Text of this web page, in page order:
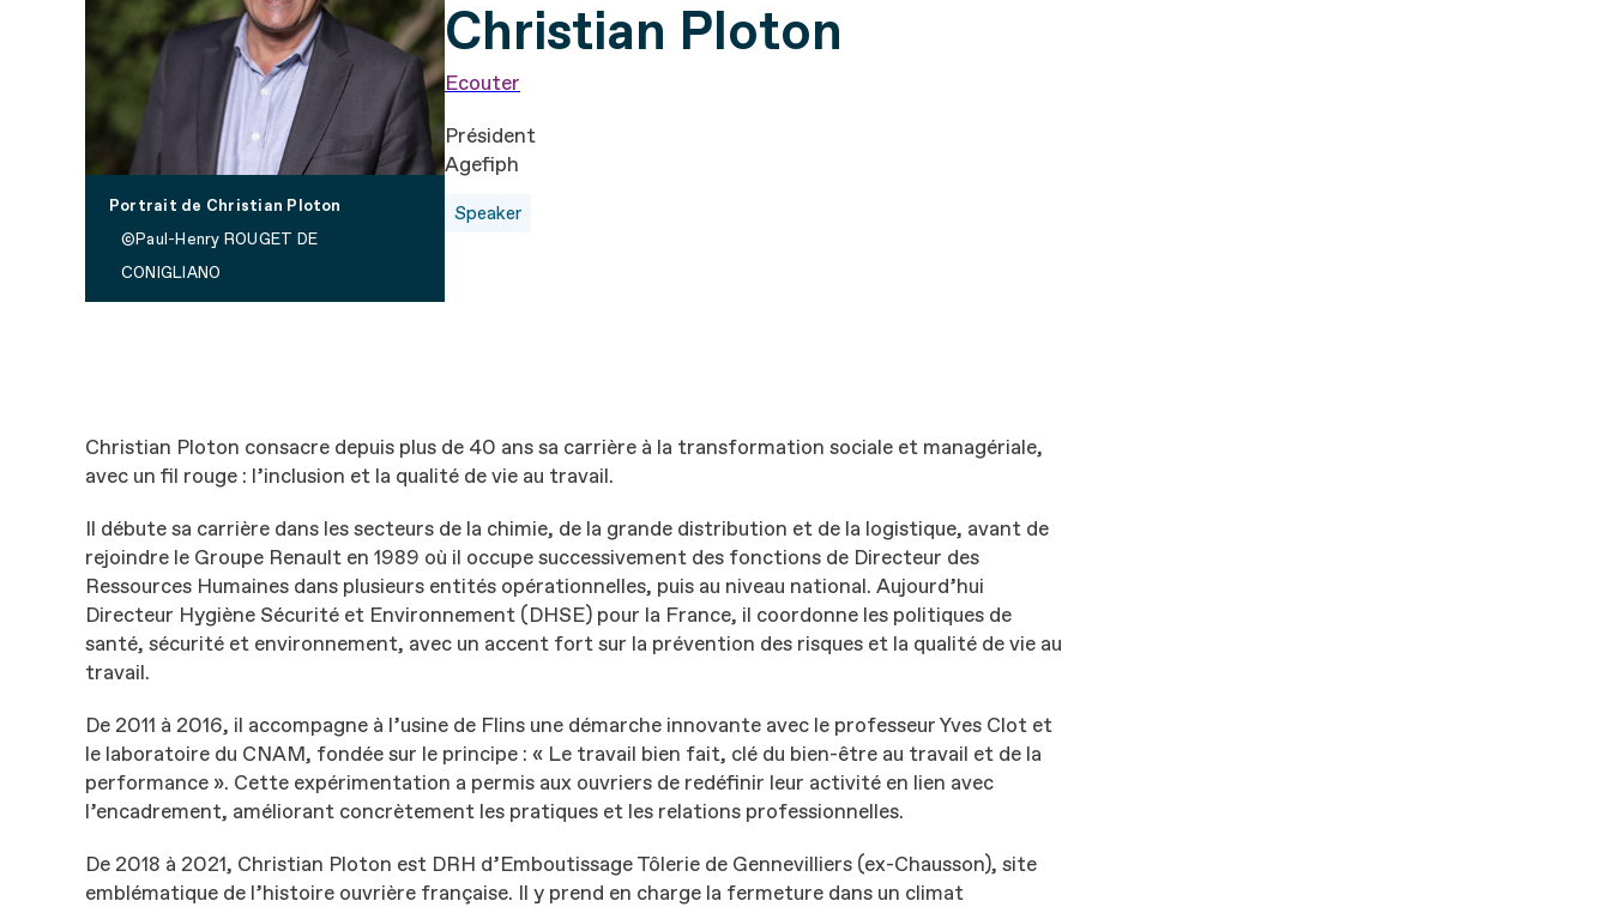
Portrait de Christian Ploton
Paul-Henry ROUGET DE
CONIGLIANO
Christian Ploton
Ecouter
Président
Agefiph
Speaker
Christian Ploton consacre depuis plus de 40 ans sa carrière à la transformation sociale et managériale,
avec un fil rouge : l’inclusion et la qualité de vie au travail.
Il débute sa carrière dans les secteurs de la chimie, de la grande distribution et de la logistique, avant de
rejoindre le Groupe Renault en 1989 où il occupe successivement des fonctions de Directeur des
Ressources Humaines dans plusieurs entités opérationnelles, puis au niveau national. Aujourd’hui
Directeur Hygiène Sécurité et Environnement (DHSE) pour la France, il coordonne les politiques de
santé, sécurité et environnement, avec un accent fort sur la prévention des risques et la qualité de vie au
travail.
De 2011 à 2016, il accompagne à l’usine de Flins une démarche innovante avec le professeur Yves Clot et
le laboratoire du CNAM, fondée sur le principe : « Le travail bien fait, clé du bien-être au travail et de la
performance ». Cette expérimentation a permis aux ouvriers de redéfinir leur activité en lien avec
l’encadrement, améliorant concrètement les pratiques et les relations professionnelles.
De 2018 à 2021, Christian Ploton est DRH d’Emboutissage Tôlerie de Gennevilliers (ex-Chausson), site
emblématique de l’histoire ouvrière française. Il y prend en charge la fermeture dans un climat